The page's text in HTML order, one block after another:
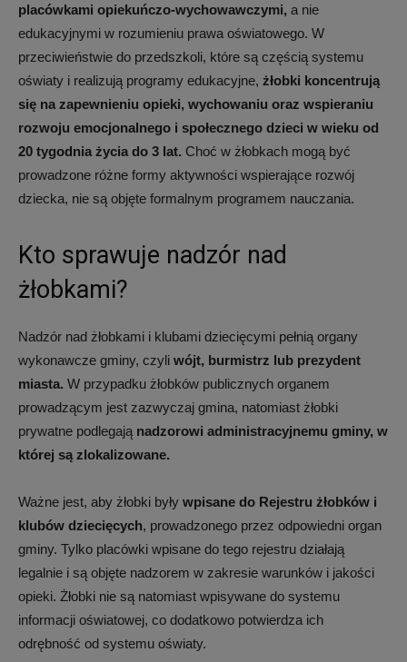
Gwarancja
najniższych
cen
rynku.
nas!
placówkami opiekuńczo-wychowawczymi, a nie
edukacyjnymi w rozumieniu prawa oświatowego. W
przeciwieństwie do przedszkoli, które są częścią systemu
oświaty i realizują programy edukacyjne, żłobki koncentrują
się na zapewnieniu opieki, wychowaniu oraz wspieraniu
rozwoju emocjonalnego i społecznego dzieci w wieku od
20 tygodnia życia do 3 lat. Choć w żłobkach mogą być
prowadzone różne formy aktywności wspierające rozwój
dziecka, nie są objęte formalnym programem nauczania.
Kto sprawuje nadzór nad
żłobkami?
Nadzór nad żłobkami i klubami dziecięcymi pełnią organy
wykonawcze gminy, czyli wójt, burmistrz lub prezydent
miasta. W przypadku żłobków publicznych organem
prowadzącym jest zazwyczaj gmina, natomiast żłobki
prywatne podlegają nadzorowi administracyjnemu gminy, w
której są zlokalizowane.
Ważne jest, aby żłobki były wpisane do Rejestru żłobków i
klubów dziecięcych, prowadzonego przez odpowiedni organ
gminy. Tylko placówki wpisane do tego rejestru działają
legalnie i są objęte nadzorem w zakresie warunków i jakości
opieki. Żłobki nie są natomiast wpisywane do systemu
informacji oświatowej, co dodatkowo potwierdza ich
odrębność od systemu oświaty.